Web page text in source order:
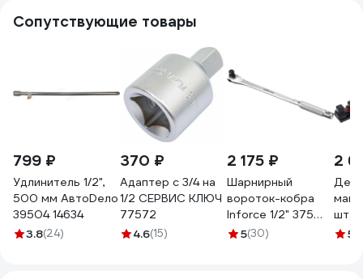
Сопутствующие товары
799 ₽
Удлинитель 1/2",
500 мм АвтоDело
39504 14634
3.8(24)
370 ₽
Адаптер с 3/4 на
1/2 СЕРВИС КЛЮЧ
77572
4.6(15)
2 175 ₽
Шарнирный
вороток-кобра
Inforce 1/2" 375
мм, материал CrV,
5(30)
2
шт.
5